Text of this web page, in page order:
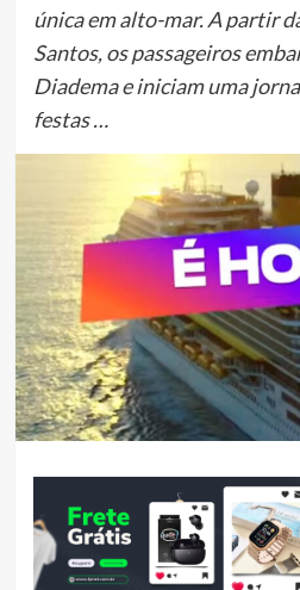
única em alto-mar. A partir
Santos, os passageiros
Diadema e iniciam uma
festas …